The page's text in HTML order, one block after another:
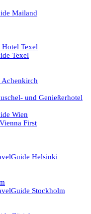
Mailand
Texel
Texel
Achenkirch
und Genießerhotel
Wien
First
Helsinki
Stockholm